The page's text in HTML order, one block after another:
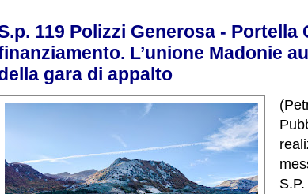
119 Polizzi Generosa -
L’unione Madonie
gara di appalto